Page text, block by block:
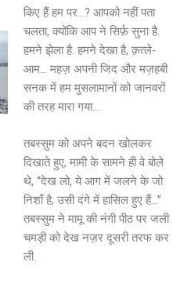
किए हैं हम पर…? आपको नहीं पता
चलता, क्योंकि आप ने सिर्फ़ सुना है.
हमने झेला है. हमने देखा है, क़त्ले-
आम… महज़ अपनी जिद और मज़हबी
सनक में हम मुसलामानों को जानवरों
की तरह मारा गया…
तबस्सुम को अपने बदन खोलकर
दिखाते हुए, मामी के सामने ही वे बोले
थे, “देख लो, ये आग में जलने के जो
निशाँ है, उसी दंगे में हासिल हुए हैं…”
तबस्सुम ने मामू की नंगी पीठ पर जली
चमड़ी को देख नज़र दूसरी तरफ कर
ली.